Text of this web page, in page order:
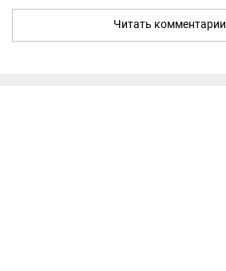
Читать комментарии